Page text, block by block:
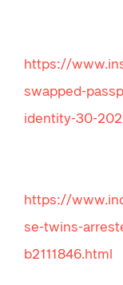
https://
swapped-
identity-30-
https://
se-twins-
b2111846.html